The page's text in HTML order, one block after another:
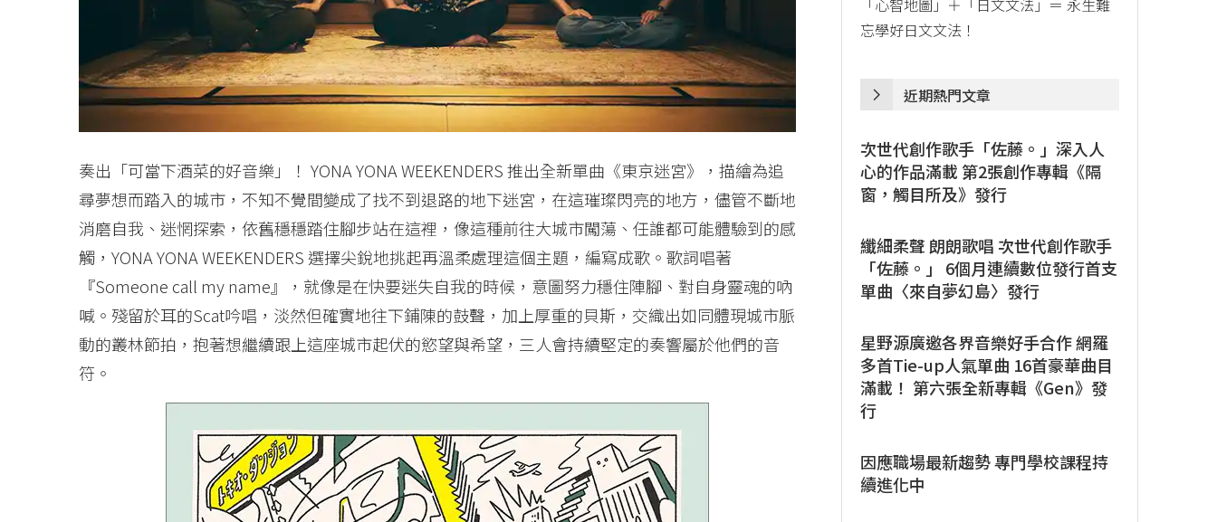
奏出「可當下酒菜的好音樂」！ YONA YONA WEEKENDERS 推出全新單曲《東京迷宮》，描繪為追
尋夢想而踏入的城市，不知不覺間變成了找不到退路的地下迷宮，在這璀璨閃亮的地方，儘管不斷地
消磨自我、迷惘探索，依舊穩穩踏住腳步站在這裡，像這種前往大城市闖蕩、任誰都可能體驗到的感
觸，YONA YONA WEEKENDERS 選擇尖銳地挑起再溫柔處理這個主題，編寫成歌。歌詞唱著
『Someone call my name』，就像是在快要迷失自我的時候，意圖努力穩住陣腳、對自身靈魂的吶
喊。殘留於耳的Scat吟唱，淡然但確實地往下鋪陳的鼓聲，加上厚重的貝斯，交織出如同體現城市脈
動的叢林節拍，抱著想繼續跟上這座城市起伏的慾望與希望，三人會持續堅定的奏響屬於他們的音
符。
「心智地圖」＋「日文文法」＝ 永生難
忘學好日文文法！
近期熱門文章
次世代創作歌手「佐藤。」深入人
心的作品滿載 第2張創作專輯《隔
窗，觸目所及》發行
纖細柔聲 朗朗歌唱 次世代創作歌手
「佐藤。」 6個月連續數位發行首支
單曲〈來自夢幻島〉發行
星野源廣邀各界音樂好手合作 網羅
多首Tie-up人氣單曲 16首豪華曲目
滿載！ 第六張全新專輯《Gen》發
行
因應職場最新趨勢 專門學校課程持
續進化中